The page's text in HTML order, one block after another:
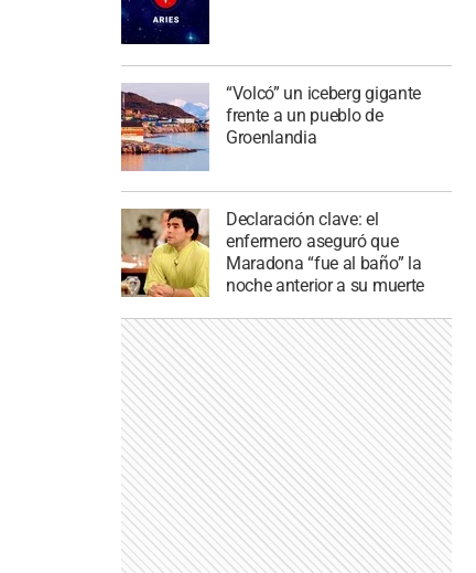
“Volcó” un iceberg gigante
frente a un pueblo de
Groenlandia
Declaración clave: el
enfermero aseguró que
Maradona “fue al baño” la
noche anterior a su muerte